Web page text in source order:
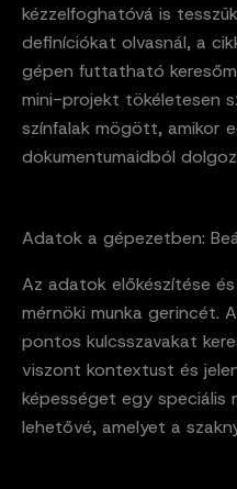
kézzelfoghatóvá is
definíciókat olvasnál, a
gépen futtatható
mini-projekt tökéletesen
színfalak mögött, amikor
dokumentumaidból
Adatok a gépezetben:
Az adatok előkészítése
mérnöki munka gerincét.
pontos kulcsszavakat
viszont kontextust és
képességet egy speciális
lehetővé, amelyet a